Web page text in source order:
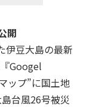
開
伊豆大島の最新
Googel
ップ”に国土地
台風26号被災